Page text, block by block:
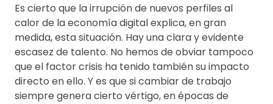
Es cierto que la irrupción de nuevos perfiles al
calor de la economía digital explica, en gran
medida, esta situación. Hay una clara y evidente
escasez de talento. No hemos de obviar tampoco
que el factor crisis ha tenido también su impacto
directo en ello. Y es que si cambiar de trabajo
siempre genera cierto vértigo, en épocas de